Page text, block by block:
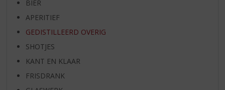
BIER
APERITIEF
GEDISTILLEERD OVERIG
SHOTJES
KANT EN KLAAR
FRISDRANK